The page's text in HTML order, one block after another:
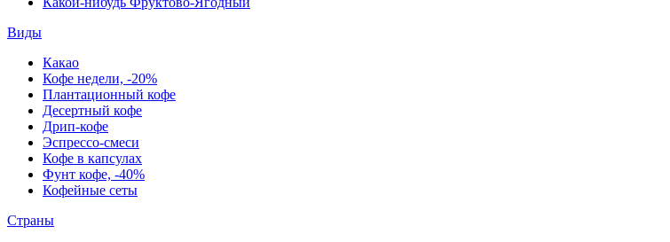
Виды
Какао
Кофе недели, -20%
Плантационный кофе
Десертный кофе
Дрип-кофе
Эспрессо-смеси
Кофе в капсулах
Фунт кофе, -40%
Кофейные сеты
Страны